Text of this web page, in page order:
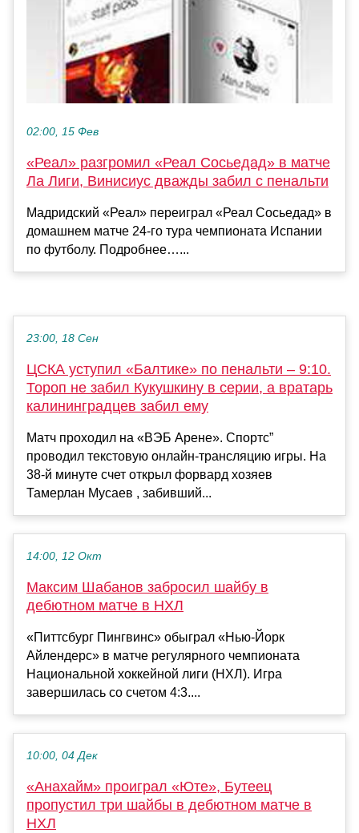
02:00, 15 Фев
«Реал» разгромил «Реал Сосьедад» в матче
Ла Лиги, Винисиус дважды забил с пенальти
Мадридский «Реал» переиграл «Реал Сосьедад» в
домашнем матче 24‑го тура чемпионата Испании
по футболу. Подробнее…...
23:00, 18 Сен
ЦСКА уступил «Балтике» по пенальти – 9:10.
Тороп не забил Кукушкину в серии, а вратарь
калининградцев забил ему
Матч проходил на «ВЭБ Арене». Спортс”
проводил текстовую онлайн-трансляцию игры. На
38-й минуте счет открыл форвард хозяев
Тамерлан Мусаев , забивший...
14:00, 12 Окт
Максим Шабанов забросил шайбу в
дебютном матче в НХЛ
«Питтсбург Пингвинс» обыграл «Нью-Йорк
Айлендерс» в матче регулярного чемпионата
Национальной хоккейной лиги (НХЛ). Игра
завершилась со счетом 4:3....
10:00, 04 Дек
«Анахайм» проиграл «Юте», Бутеец
пропустил три шайбы в дебютном матче в
НХЛ